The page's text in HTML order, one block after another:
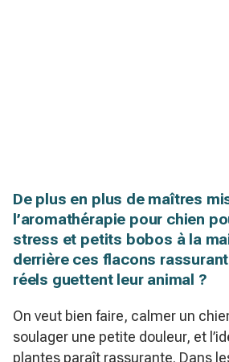
De plus en plus de maîtres
l’aromathérapie pour chien
stress et petits bobos à la
derrière ces flacons
réels guettent leur animal ?
On veut bien faire, calmer un
soulager une petite douleur, et
plantes paraît rassurante. Dans